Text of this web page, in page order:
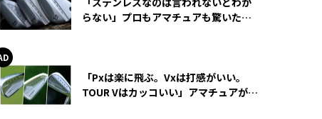
らない」プロもアマチュアも驚いた
「Pxは楽に飛ぶ。Vxは打感がいい。
TOUR Vはカッコいい」アマチュアが選